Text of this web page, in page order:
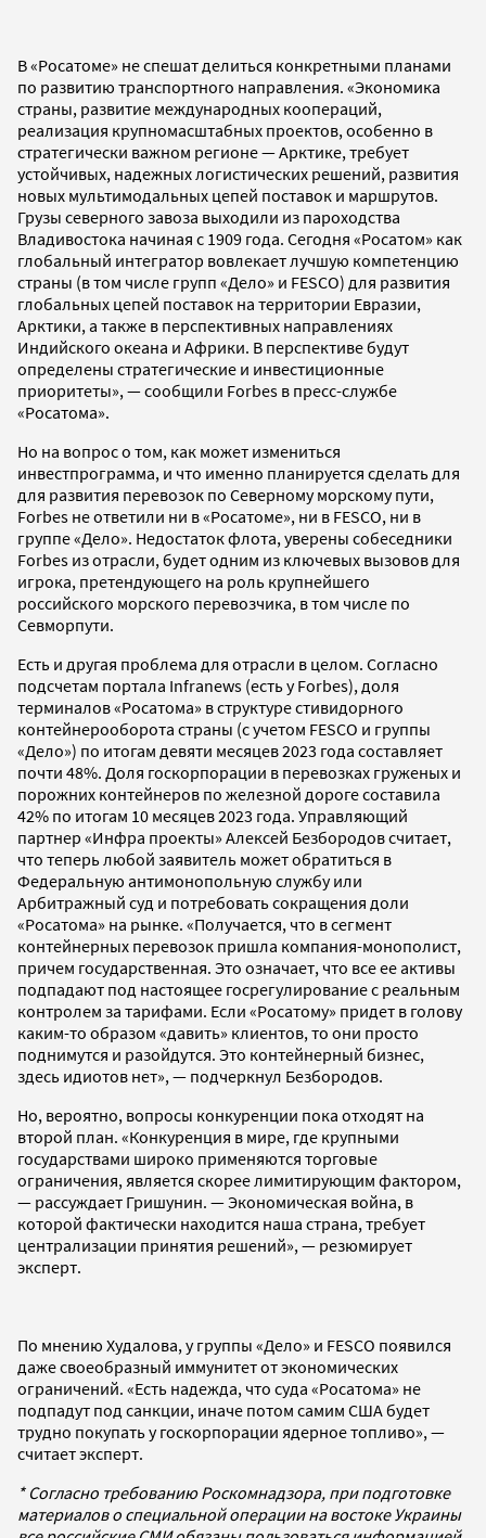
В «Росатоме» не спешат делиться конкретными планами
по развитию транспортного направления. «Экономика
страны, развитие международных коопераций,
реализация крупномасштабных проектов, особенно в
стратегически важном регионе — Арктике, требует
устойчивых, надежных логистических решений, развития
новых мультимодальных цепей поставок и маршрутов.
Грузы северного завоза выходили из пароходства
Владивостока начиная с 1909 года. Сегодня «Росатом» как
глобальный интегратор вовлекает лучшую компетенцию
страны (в том числе групп «Дело» и FESCO) для развития
глобальных цепей поставок на территории Евразии,
Арктики, а также в перспективных направлениях
Индийского океана и Африки. В перспективе будут
определены стратегические и инвестиционные
приоритеты», — сообщили Forbes в пресс-службе
«Росатома».
Но на вопрос о том, как может измениться
инвестпрограмма, и что именно планируется сделать для
для развития перевозок по Северному морскому пути,
Forbes не ответили ни в «Росатоме», ни в FESCO, ни в
группе «Дело». Недостаток флота, уверены собеседники
Forbes из отрасли, будет одним из ключевых вызовов для
игрока, претендующего на роль крупнейшего
российского морского перевозчика, в том числе по
Севморпути.
Есть и другая проблема для отрасли в целом. Согласно
подсчетам портала Infranews (есть у Forbes), доля
терминалов «Росатома» в структуре стивидорного
контейнерооборота страны (с учетом FESCO и группы
«Дело») по итогам девяти месяцев 2023 года составляет
почти 48%. Доля госкорпорации в перевозках груженых и
порожних контейнеров по железной дороге составила
42% по итогам 10 месяцев 2023 года. Управляющий
партнер «Инфра проекты» Алексей Безбородов считает,
что теперь любой заявитель может обратиться в
Федеральную антимонопольную службу или
Арбитражный суд и потребовать сокращения доли
«Росатома» на рынке. «Получается, что в сегмент
контейнерных перевозок пришла компания-монополист,
причем государственная. Это означает, что все ее активы
подпадают под настоящее госрегулирование с реальным
контролем за тарифами. Если «Росатому» придет в голову
каким-то образом «давить» клиентов, то они просто
поднимутся и разойдутся. Это контейнерный бизнес,
здесь идиотов нет», — подчеркнул Безбородов.
Но, вероятно, вопросы конкуренции пока отходят на
второй план. «Конкуренция в мире, где крупными
государствами широко применяются торговые
ограничения, является скорее лимитирующим фактором,
— рассуждает Гришунин. — Экономическая война, в
которой фактически находится наша страна, требует
централизации принятия решений», — резюмирует
эксперт.
По мнению Худалова, у группы «Дело» и FESCO появился
даже своеобразный иммунитет от экономических
ограничений. «Есть надежда, что суда «Росатома» не
подпадут под санкции, иначе потом самим США будет
трудно покупать у госкорпорации ядерное топливо», —
считает эксперт.
* Согласно требованию Роскомнадзора, при подготовке
материалов о специальной операции на востоке Украины